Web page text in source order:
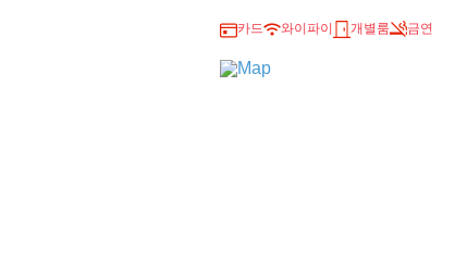
카드 와이파이 개별룸 금연